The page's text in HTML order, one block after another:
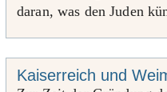
daran, was den Juden
Kaiserreich und